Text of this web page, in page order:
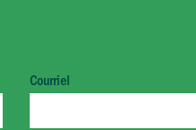
Courriel